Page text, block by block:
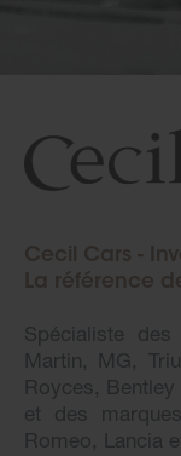
Spécialiste
Martin, MG,
Royces, Bentley
et des
Romeo, Lancia